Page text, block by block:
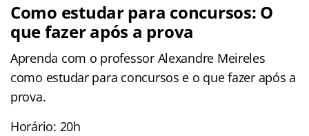
Como estudar para concursos: O
que fazer após a prova
Aprenda com o professor Alexandre Meireles
como estudar para concursos e o que fazer após a
prova.
Horário: 20h